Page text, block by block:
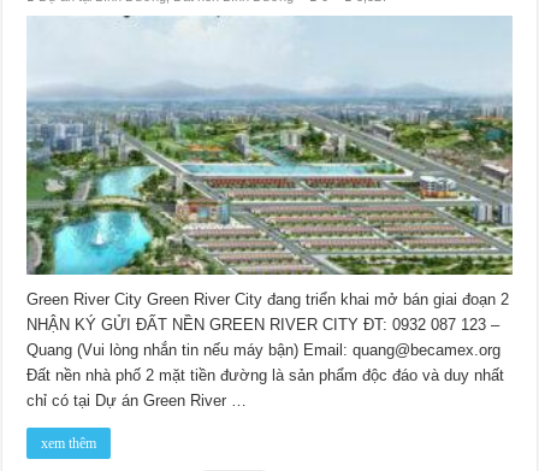
Green River City Green River City đang triển khai mở bán giai đoạn 2
NHẬN KÝ GỬI ĐẤT NỀN GREEN RIVER CITY ĐT: 0932 087 123 –
Quang (Vui lòng nhắn tin nếu máy bận) Email: quang@becamex.org
Đất nền nhà phố 2 mặt tiền đường là sản phẩm độc đáo và duy nhất
chỉ có tại Dự án Green River …
xem thêm